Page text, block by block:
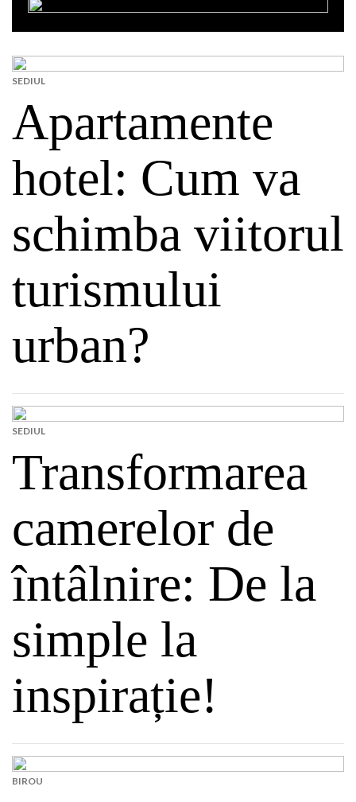
Apartamente
hotel: Cum va
schimba viitorul
turismului
urban?
SEDIUL
Transformarea
camerelor de
întâlnire: De la
simple la
inspirație!
SEDIUL
BIROU